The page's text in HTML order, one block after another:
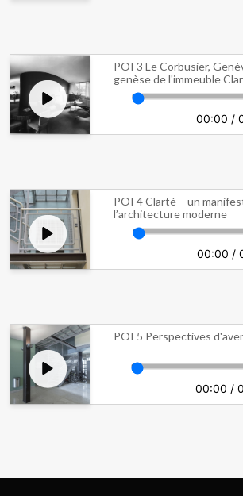
POI 3 Le Corbusier,
genèse de l'immeuble
00:00 /
POI 4 Clarté – un
l’architecture moderne
00:00 /
POI 5 Perspectives
00:00 /